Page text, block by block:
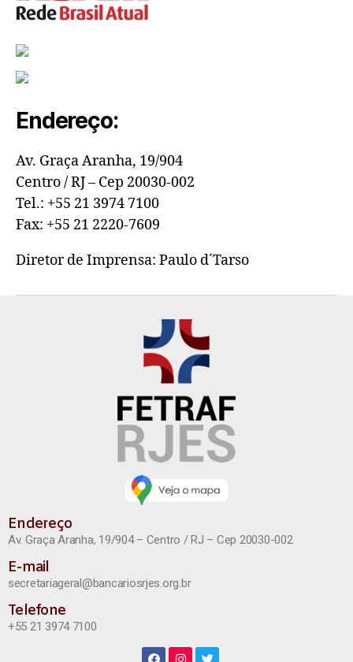
Endereço:
Av. Graça Aranha, 19/904
Centro / RJ – Cep 20030-002
Tel.: +55 21 3974 7100
Fax: +55 21 2220-7609
Diretor de Imprensa: Paulo d´Tarso
Endereço
Av. Graça Aranha, 19/904 – Centro / RJ – Cep 20030-002
E-mail
secretariageral@bancariosrjes.org.br
Telefone
+55 21 3974 7100